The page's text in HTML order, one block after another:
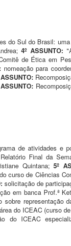
do Sul do Brasil:
4º ASSUNTO:
de Ética em
nomeação para
de atividades e
Final da
Quintana; 5º
curso de Ciências
solicitação de
em banca Prof.ª
sobre representação
do ICEAC (curso
do ICEAC